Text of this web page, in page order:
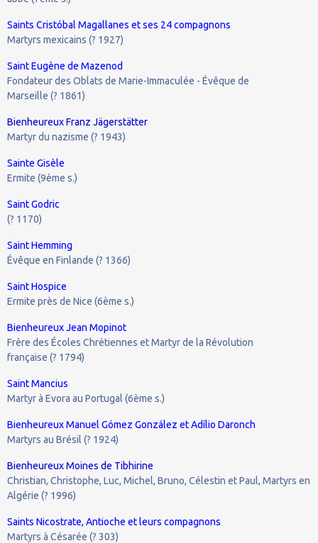
Saints Cristóbal Magallanes et ses 24 compagnons
Martyrs mexicains (? 1927)
Saint Eugène de Mazenod
Fondateur des Oblats de Marie-Immaculée - Évêque de
Marseille (? 1861)
Bienheureux Franz Jägerstätter
Martyr du nazisme (? 1943)
Sainte Gisèle
Ermite (9ème s.)
Saint Godric
(? 1170)
Saint Hemming
Évêque en Finlande (? 1366)
Saint Hospice
Ermite près de Nice (6ème s.)
Bienheureux Jean Mopinot
Frère des Écoles Chrétiennes et Martyr de la Révolution
française (? 1794)
Saint Mancius
Martyr à Evora au Portugal (6ème s.)
Bienheureux Manuel Gómez González et Adílio Daronch
Martyrs au Brésil (? 1924)
Bienheureux Moines de Tibhirine
Christian, Christophe, Luc, Michel, Bruno, Célestin et Paul, Martyrs en
Algérie (? 1996)
Saints Nicostrate, Antioche et leurs compagnons
Martyrs à Césarée (? 303)